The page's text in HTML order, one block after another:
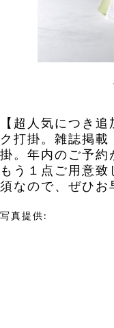
【超人気につき
ク打掛。雑誌掲
掛。年内のご予約
もう１点ご用意
須なので、ぜひお
写真提供: